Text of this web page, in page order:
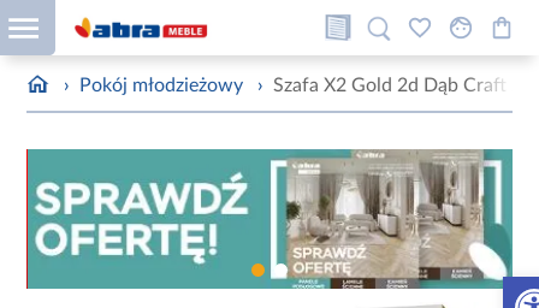
› Pokój młodzieżowy › Szafa X2 Gold 2d Dąb Craft